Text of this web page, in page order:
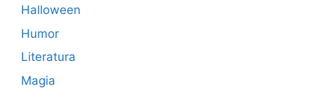
Halloween
Humor
Literatura
Magia